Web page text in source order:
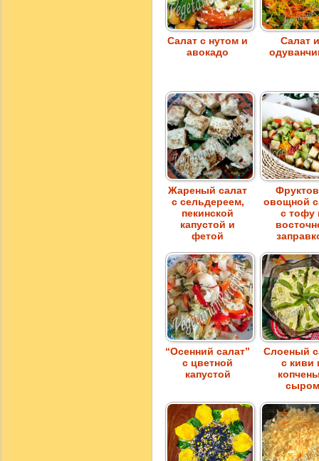
Салат с нутом и
авокадо
Салат
Жареный салат
с сельдереем,
пекинской
капустой и
фетой
овощной
с тофу
“Осенний салат”
с цветной
капустой
Слоеный
с киви
сыром